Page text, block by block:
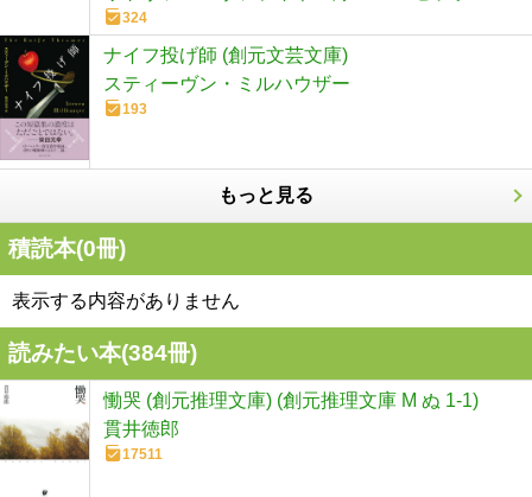
324
ナイフ投げ師 (創元文芸文庫)
スティーヴン・ミルハウザー
193
もっと見る
積読本(0冊)
表示する内容がありません
読みたい本(384冊)
慟哭 (創元推理文庫) (創元推理文庫 M ぬ 1-1)
貫井徳郎
17511